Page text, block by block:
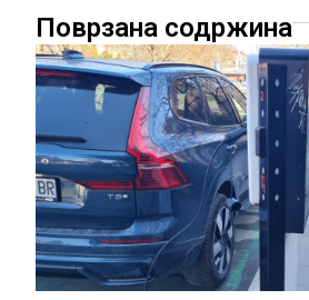
Поврзана содржина